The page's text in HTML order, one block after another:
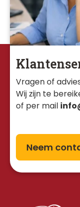
Vragen of
Wij zijn te
of per mail
Neem